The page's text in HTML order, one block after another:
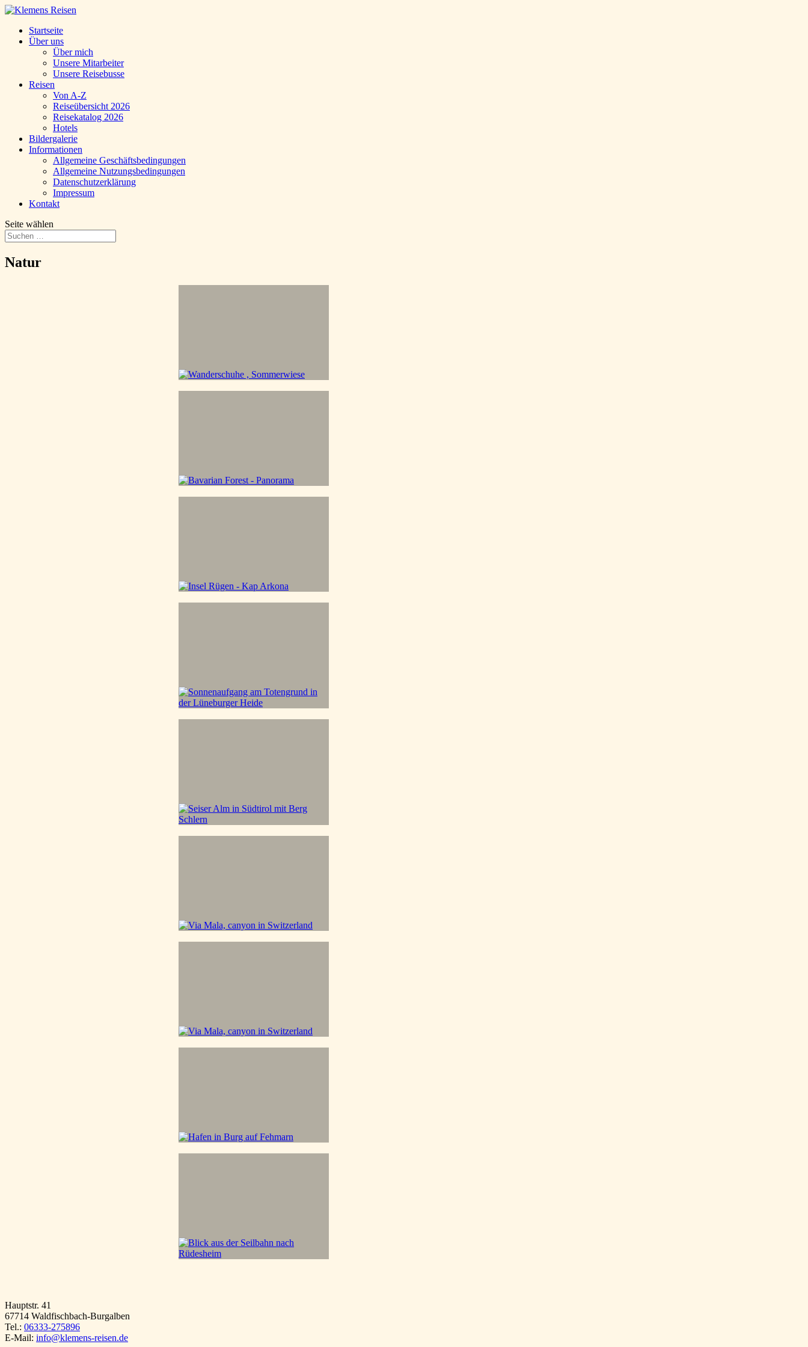
Startseite
Über uns
Über mich
Unsere Mitarbeiter
Unsere Reisebusse
Reisen
Von A-Z
Reiseübersicht 2026
Reisekatalog 2026
Hotels
Bildergalerie
Informationen
Allgemeine Geschäftsbedingungen
Allgemeine Nutzungsbedingungen
Datenschutzerklärung
Impressum
Kontakt
Seite wählen
Natur
Hauptstr. 41
67714 Waldfischbach-Burgalben
Tel.: 06333-275896
E-Mail: info@klemens-reisen.de